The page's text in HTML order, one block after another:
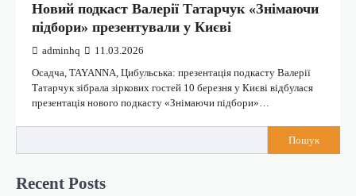
Новий подкаст Валерії Татарчук «Знімаючи
підбори» презентували у Києві
adminhq 11.03.2026
Осадча, TAYANNA, Цибульська: презентація подкасту Валерії
Татарчук зібрала зіркових гостей 10 березня у Києві відбулася
презентація нового подкасту «Знімаючи підбори»…
Пошук
Recent Posts